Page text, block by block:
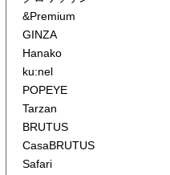
&Premium
GINZA
Hanako
ku:nel
POPEYE
Tarzan
BRUTUS
CasaBRUTUS
Safari